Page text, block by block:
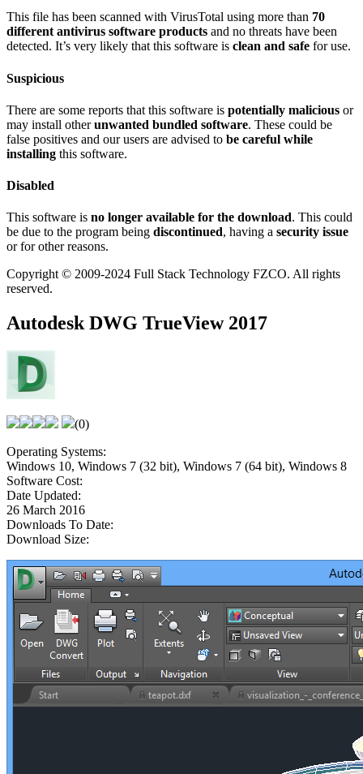
This file has been scanned with VirusTotal using more than 70
different antivirus software products and no threats have been
detected. It’s very likely that this software is clean and safe for use.
Suspicious
There are some reports that this software is potentially malicious or
may install otherunwanted bundled software. These could be
false positives and our users are advised to be careful while
installing this software.
Disabled
This software is no longer available for the download. This could
be due to the program being discontinued, having a security issue
or for other reasons.
Copyright © 2009-2024 Full Stack Technology FZCO. All rights
reserved.
Autodesk DWG TrueView 2017
(0)
Operating Systems:
Windows 10, Windows 7 (32 bit), Windows 7 (64 bit), Windows 8
Software Cost:
Date Updated:
26 March 2016
Downloads To Date:
Download Size: